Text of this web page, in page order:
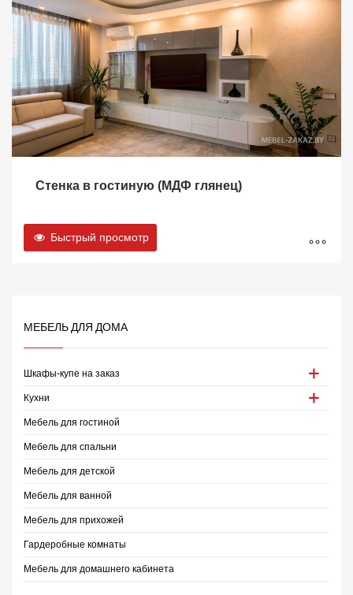
Стенка в гостиную (МДФ глянец)
Быстрый просмотр
МЕБЕЛЬ ДЛЯ ДОМА
Шкафы-купе на заказ
Кухни
Мебель для гостиной
Мебель для спальни
Мебель для детской
Мебель для ванной
Мебель для прихожей
Гардеробные комнаты
Мебель для домашнего кабинета